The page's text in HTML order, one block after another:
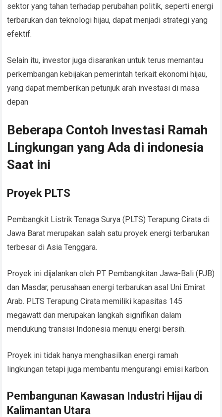
sektor yang tahan terhadap perubahan politik, seperti energi
terbarukan dan teknologi hijau, dapat menjadi strategi yang
efektif.
Selain itu, investor juga disarankan untuk terus memantau
perkembangan kebijakan pemerintah terkait ekonomi hijau,
yang dapat memberikan petunjuk arah investasi di masa
depan
Beberapa Contoh Investasi Ramah
Lingkungan yang Ada di indonesia
Saat ini
Proyek PLTS
Pembangkit Listrik Tenaga Surya (PLTS) Terapung Cirata di
Jawa Barat merupakan salah satu proyek energi terbarukan
terbesar di Asia Tenggara.
Proyek ini dijalankan oleh PT Pembangkitan Jawa-Bali (PJB)
dan Masdar, perusahaan energi terbarukan asal Uni Emirat
Arab. PLTS Terapung Cirata memiliki kapasitas 145
megawatt dan merupakan langkah signifikan dalam
mendukung transisi Indonesia menuju energi bersih.
Proyek ini tidak hanya menghasilkan energi ramah
lingkungan tetapi juga membantu mengurangi emisi karbon.
Pembangunan Kawasan Industri Hijau di
Kalimantan Utara